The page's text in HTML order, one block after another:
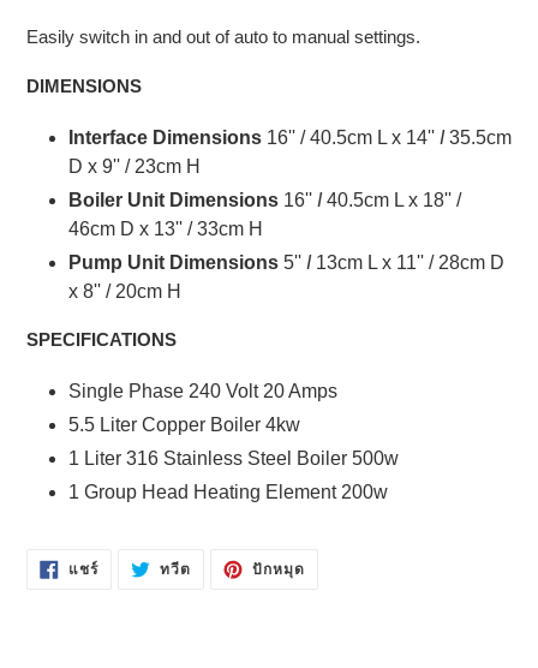
Easily switch in and out of auto to manual settings.
DIMENSIONS
Interface Dimensions 16'' / 40.5cm L x 14'' I35.5cm
D x 9'' / 23cm H
Boiler Unit Dimensions 16'' I40.5cm L x 18'' /
46cm D x 13'' / 33cm H
Pump Unit Dimensions 5'' I 13cm L x 11'' / 28cm D
x 8'' / 20cm H
SPECIFICATIONS
Single Phase 240 Volt 20 Amps
5.5 Liter Copper Boiler 4kw
1 Liter 316 Stainless Steel Boiler 500w
1 Group Head Heating Element 200w
แชร์แชร์
บน
ทวีตทวี
ตบน
ปักหมุดปัก
หมุด